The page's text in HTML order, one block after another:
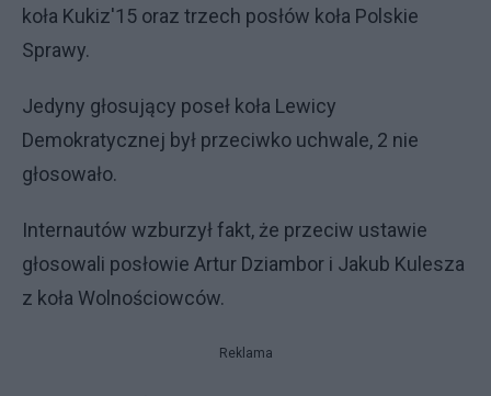
koła Kukiz'15 oraz trzech posłów koła Polskie
Sprawy.
Jedyny głosujący poseł koła Lewicy
Demokratycznej był przeciwko uchwale, 2 nie
głosowało.
Internautów wzburzył fakt, że przeciw ustawie
głosowali posłowie Artur Dziambor i Jakub Kulesza
z koła Wolnościowców.
Reklama